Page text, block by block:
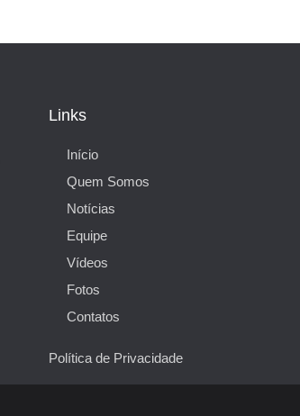
Links
Início
Quem Somos
Notícias
Equipe
Vídeos
Fotos
Contatos
Política de Privacidade